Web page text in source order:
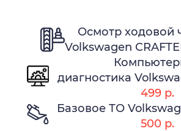
Осмотр ходовой
Volkswagen
диагностика
499 р.
Базовое ТО
500 р.